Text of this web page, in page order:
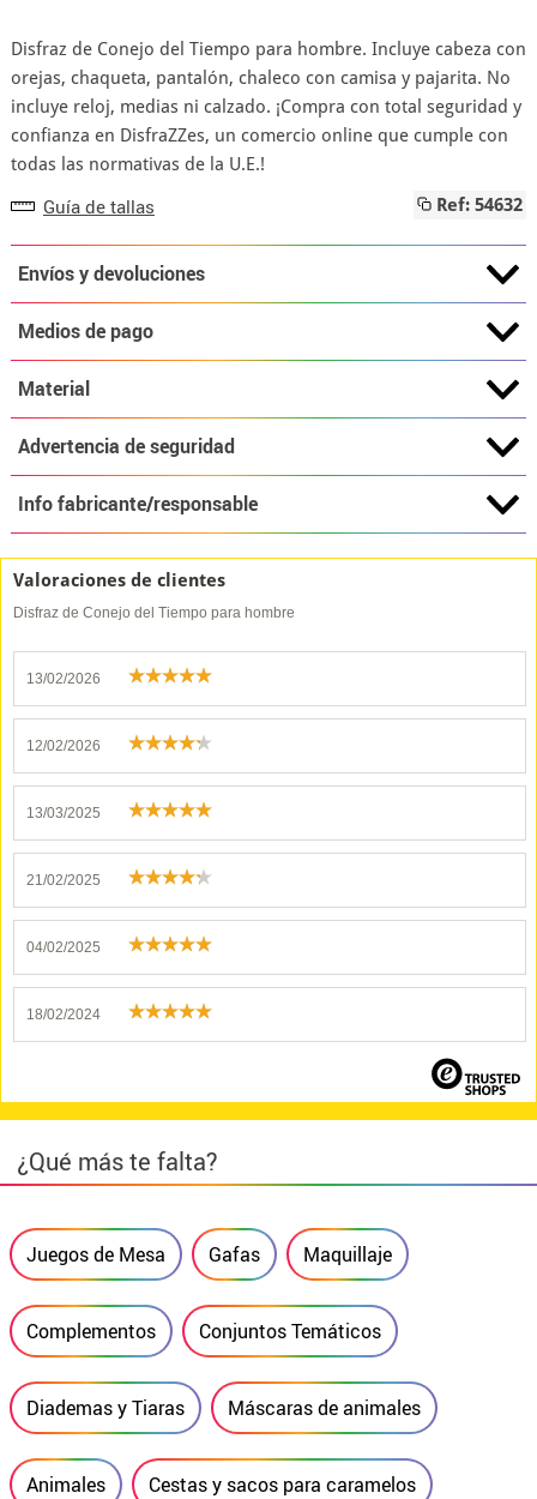
Disfraz de Conejo del Tiempo para hombre. Incluye cabeza con
orejas, chaqueta, pantalón, chaleco con camisa y pajarita. No
incluye reloj, medias ni calzado. ¡Compra con total seguridad y
confianza en DisfraZZes, un comercio online que cumple con
todas las normativas de la U.E.!
Guía de tallas Ref: 54632
Envíos y devoluciones
Medios de pago
Material
Advertencia de seguridad
Info fabricante/responsable
Valoraciones de clientes
Disfraz de Conejo del Tiempo para hombre
13/02/2026
12/02/2026
13/03/2025
21/02/2025
04/02/2025
18/02/2024
¿Qué más te falta?
Juegos de Mesa Gafas Maquillaje
Complementos Conjuntos Temáticos
Diademas y Tiaras Máscaras de animales
Animales Cestas y sacos para caramelos